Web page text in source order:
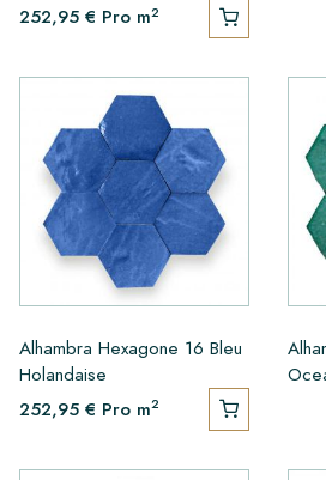
252,95 € Pro m2
Alhambra Hexagone 16 Bleu
Holandaise
252,95 € Pro m2